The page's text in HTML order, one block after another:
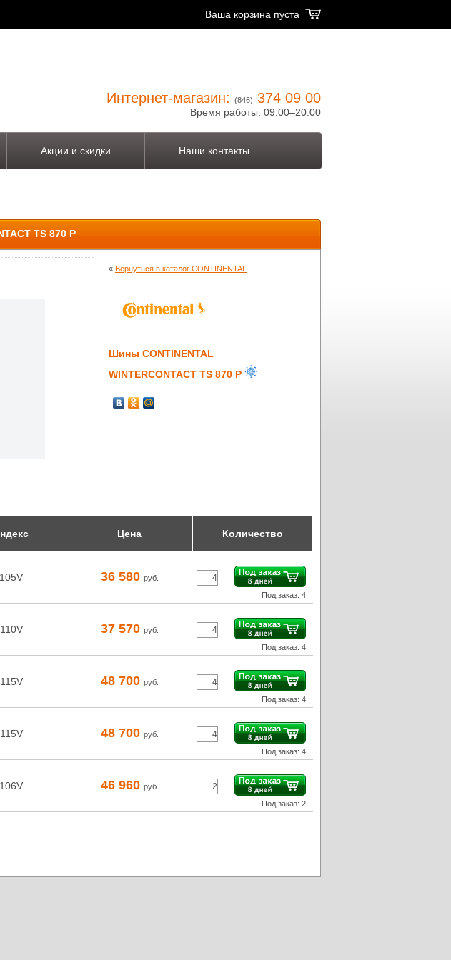
Ваша корзина пуста
Интернет-магазин: (846) 374 09 00
Время работы: 09:00–20:00
Акции и скидки Наши контакты
TS 870 P
« Вернуться в каталог CONTINENTAL
Шины CONTINENTAL
WINTERCONTACT TS 870 P
Цена Количество
105V 36 580 руб.
Под заказ: 4
110V 37 570 руб.
Под заказ: 4
115V 48 700 руб.
Под заказ: 4
115V 48 700 руб.
Под заказ: 4
106V 46 960 руб.
Под заказ: 2